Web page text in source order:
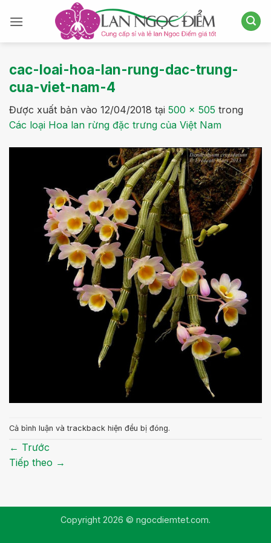
qua
cac-loai-hoa-lan-rung-dac-trung-
cua-viet-nam-4
Được xuất bản vào 12/04/2018 tại 500 × 505 trong
Các loại Hoa lan rừng đặc trưng của Việt Nam
Cả bình luận và trackback hiện đều bị đóng.
← Trước
Tiếp theo →
Copyright 2026 © ngocdiemtet.com.